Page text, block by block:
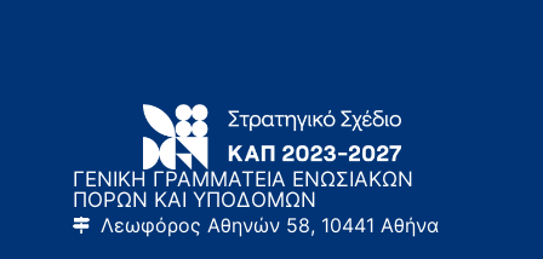
ΓΕΝΙΚΗ ΓΡΑΜΜΑΤΕΙΑ ΕΝΩΣΙΑΚΩΝ
ΠΟΡΩΝ ΚΑΙ ΥΠΟΔΟΜΩΝ
Λεωφόρος Αθηνών 58, 10441 Αθήνα